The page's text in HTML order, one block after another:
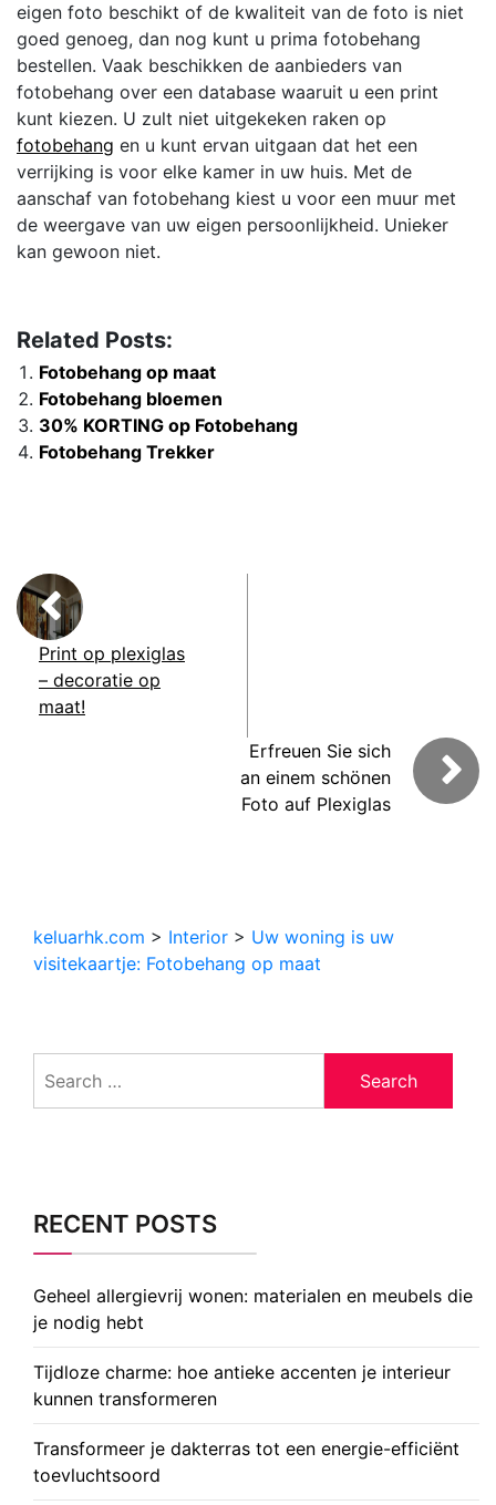
eigen foto beschikt of de kwaliteit van de foto is niet
goed genoeg, dan nog kunt u prima fotobehang
bestellen. Vaak beschikken de aanbieders van
fotobehang over een database waaruit u een print
kunt kiezen. U zult niet uitgekeken raken op
fotobehang en u kunt ervan uitgaan dat het een
verrijking is voor elke kamer in uw huis. Met de
aanschaf van fotobehang kiest u voor een muur met
de weergave van uw eigen persoonlijkheid. Unieker
kan gewoon niet.
Related Posts:
Fotobehang op maat
Fotobehang bloemen
30% KORTING op Fotobehang
Fotobehang Trekker
Print op plexiglas
– decoratie op
maat!
Erfreuen Sie sich
an einem schönen
Foto auf Plexiglas
keluarhk.com > Interior > Uw woning is uw
visitekaartje: Fotobehang op maat
for:
RECENT POSTS
Geheel allergievrij wonen: materialen en meubels die
je nodig hebt
Tijdloze charme: hoe antieke accenten je interieur
kunnen transformeren
Transformeer je dakterras tot een energie-efficiënt
toevluchtsoord